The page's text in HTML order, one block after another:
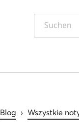
Suchen
Blog › Wszystkie